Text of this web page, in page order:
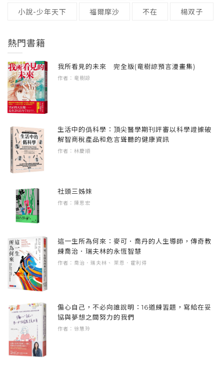
彩的歷程。看他在最好的中年，創辦台積電，
信正直為盾，優越技術為劍，帶領台積電的精
兵，締造了咆哮的九○年代和絢爛的二十一世
紀，成為世界上最重要的晶片製造公司。
這部回憶人生的巨著，是一趟情感之旅，也是
一場智慧的盛宴，像是他留給世人，再創下一
輪科技盛世的備忘錄。
拒絕的機會
第五章 重拎書包——史丹佛大學
／不受傳統觀念束縛／求學如魚得水／儘速回
德儀
附錄
伊莉莎伯
勝利的前夕
殺臭蟲
台灣半導體業的機會
發展台灣科技業
重要演講
知識經濟之迷思
談創新
終身學習因應挑戰
張忠謀大事年表
《張忠謀自傳：下冊 一九六四 ── 二〇一八 》
出版者的話 高希均
「自傳下冊」自序 張忠謀
詞彙
滯留了五、六年，後來連婚姻都賠上了。現在
台積電成功後，常常浮現在我心頭的是：假使
我在一九七○年代真的登上德儀的顛峰，我會怎
樣？半導體業又會怎樣？我想我會自德儀退
休，現在會是德克薩斯州老人（請參考本書第
一章）。至於半導體業呢？美國歷史學者及暢
年訪問台灣與我對談時，說台積電恐怕會變成
德（儀）積電，如果真的這樣，那可是要影響
地緣政治的。
「下冊」的其餘三分之二當然是台積電，我一
生最重要也最成功的工作。讀者，尤其台灣讀
者，我想相當知道台積電。但是讀者們知道的
台積電並非「一帆風順」。我也經歷了不少
「酸甜苦辣」。這些，都讓讀者自己去發掘
吧。
電歷史。書中表達的觀點，是我的觀點。我非
常慶幸在一九八五年，我自美國來台灣，赴了
「與命運的約會」，我也非常慶幸，這約會讓
我創造了台積電（請參閱第十六章），而且做
二○○九年六月重兼CEO後的幾年，是我成就頗
就在我重返CEO職前的幾個月，台積電的最新
節點技術——四十奈米——已開始量產，但並
不順利——良率過低，且有品質問題。我似乎
又回到了一九六八年夏的德儀（見第六章，
「我的雙極積體電路策略（二）」節），但是
四十一年前的經驗，也給了二○○九年的我可用
的教訓。二○○九年的我，已遠離生產技術的細
節，所以絕不重複一九六八年我的上司彪希所
託在生產團隊主管秦永沛副總上，從不參加他
的技術會議，只是隨時都抽出時間聽取他主動
給我的報告。
我還做了一件「公關」事。在我重返CEO職的
二○○九年六月時，台積電的「四十奈米生產問
題」已廣為投資人及股票分析師所知；大家都
在猜測這問題到底多嚴重？台積電是否有能力
解決？
我決定給投資人及分析師一個比較完整的「現
狀報告」，加上一點「戲劇化」和「幽默
小說-少年天下 福爾摩沙 不在 楊双子
熱門書籍
我所看見的未來 完全版(竜樹諒預言漫畫集)
作者：竜樹諒
生活中的僞科學：頂尖醫學期刊評審以科學證據破
解智商稅產品和危言聳聽的健康資訊
作者：林慶順
社頭三姊妹
作者：陳思宏
這一生所為何來：麥可．喬丹的人生導師，傳奇教
練喬治．瑞夫林的永恆智慧
作者：喬治．瑞夫林、 萊恩．霍利得
偏心自己，不必向誰說明：16道練習題，寫給在妥
協與夢想之間努力的我們
作者：徐慧玲